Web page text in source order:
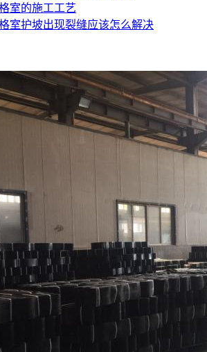
室的施工工艺
室护坡出现裂缝应该怎么解决